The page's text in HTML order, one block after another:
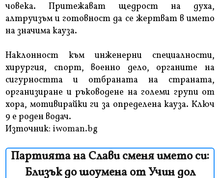
човека. Притежават щедрост на духа,
алтруизъм и готовност да се жертват в името
на значима кауза.
Наклонност към инженерни специалности,
хирургия, спорт, военно дело, органите на
сигурността и отбраната на страната,
организиране и ръководене на големи групи от
хора, мотивирайки ги за определена кауза. Ключ
9 е роден водач.
Източник: iwoman.bg
Партията на Слави сменя името си:
Близък до шоумена от Учин дол